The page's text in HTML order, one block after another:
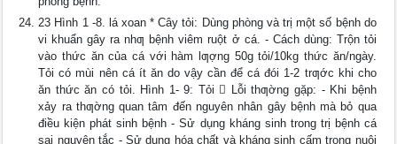
23 Hình 1 -8. lá xoan * Cây tỏi: Dùng phòng và trị một số bệnh do
vi khuẩn gây ra nhƣ bệnh viêm ruột ở cá. - Cách dùng: Trộn tỏi
vào thức ăn của cá với hàm lƣợng 50g tỏi/10kg thức ăn/ngày.
Tỏi có mùi nên cá ít ăn do vậy cần để cá đói 1-2 trƣớc khi cho
ăn thức ăn có tỏi. Hình 1- 9: Tỏi  Lỗi thƣờng gặp: - Khi bệnh
xảy ra thƣờng quan tâm đến nguyên nhân gây bệnh mà bỏ qua
điều kiện phát sinh bệnh - Sử dụng kháng sinh trong trị bệnh cá
sai nguyên tắc - Sử dụng hóa chất và kháng sinh cấm trong nuôi